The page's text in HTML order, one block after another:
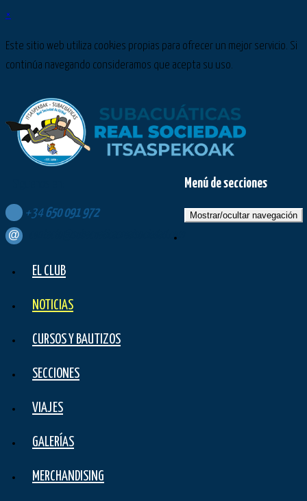
×
Este sitio web utiliza cookies propias para ofrecer un mejor servicio. Si
continúa navegando consideramos que acepta su uso.
+34 650 091 972
contacto@subacuaticasrealsociedad.com
Menú de secciones
Mostrar/ocultar navegación
EL CLUB
NOTICIAS
CURSOS Y BAUTIZOS
SECCIONES
VIAJES
GALERÍAS
MERCHANDISING